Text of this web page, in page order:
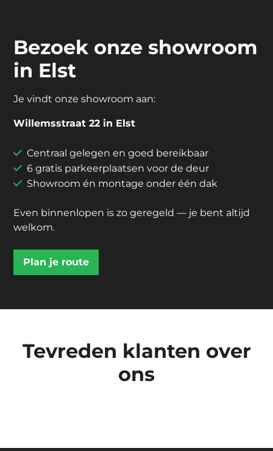
Bezoek onze showroom
in Elst
Je vindt onze showroom aan:
Willemsstraat 22 in Elst
Centraal gelegen en goed bereikbaar
6 gratis parkeerplaatsen voor de deur
Showroom én montage onder één dak
Even binnenlopen is zo geregeld — je bent altijd
welkom.
Plan je route
Tevreden klanten over
ons